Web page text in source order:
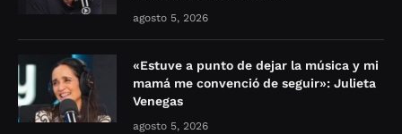
agosto 5, 2026
«Estuve a punto de dejar la música y mi
mamá me convenció de seguir»: Julieta
Venegas
agosto 5, 2026